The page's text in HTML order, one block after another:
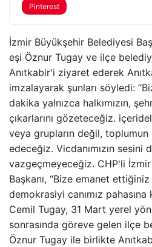
Pinterest
İzmir Büyükşehir Belediyesi
eşi Öznur Tugay ve ilçe
Anıtkabir'i ziyaret ederek
imzalayarak şunları söyledi:
dakika yalnızca halkımızın,
çıkarlarını gözeteceğiz.
veya grupların değil, toplumun
edeceğiz. Vicdanımızın sesini
vazgeçmeyeceğiz. CHP'li
Başkanı, “Bize emanet
demokrasiyi canımız pahasına
Cemil Tugay, 31 Mart yerel
sonrasında göreve gelen ilçe
Öznur Tugay ile birlikte